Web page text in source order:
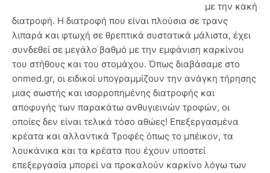
με την κακή
διατροφή. Η διατροφή που είναι πλούσια σε τρανς
λιπαρά και φτωχή σε θρεπτικά συστατικά μάλιστα, έχει
συνδεθεί σε μεγάλο βαθμό με την εμφάνιση καρκίνου
του στήθους και του στομάχου. Όπως διαβάσαμε στο
onmed.gr, οι ειδικοί υπογραμμίζουν την ανάγκη τήρησης
μιας σωστής και ισορροπημένης διατροφής και
αποφυγής των παρακάτω ανθυγιεινών τροφών, οι
οποίες δεν είναι τελικά τόσο αθώες! Επεξεργασμένα
κρέατα και αλλαντικά Τροφές όπως το μπέικον, τα
λουκάνικα και τα κρέατα που έχουν υποστεί
επεξεργασία μπορεί να προκαλούν καρκίνο λόγω των